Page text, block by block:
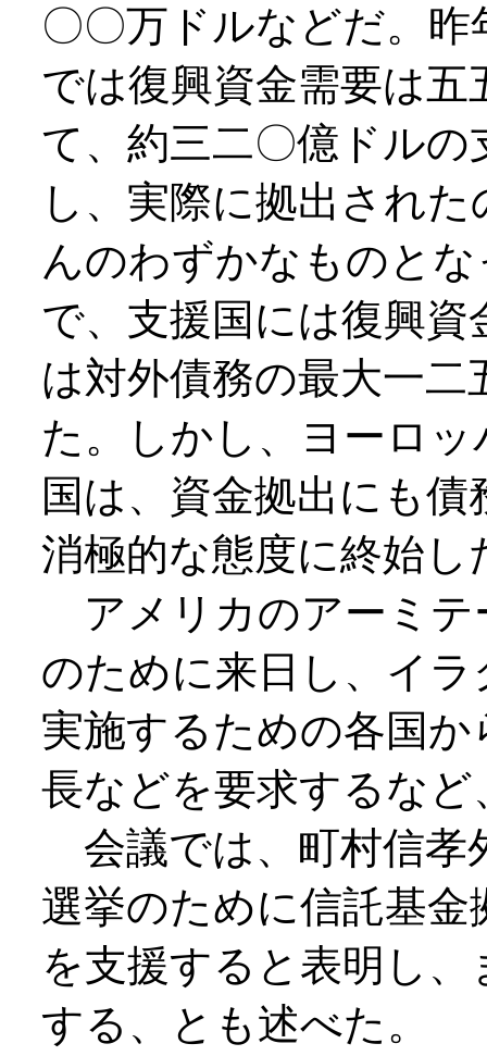
〇〇万ドルなどだ。
では復興資金需要は
て、約三二〇億ドル
し、実際に拠出され
んのわずかなものと
で、支援国には復興
は対外債務の最大一
た。しかし、ヨーロ
国は、資金拠出にも
消極的な態度に終始し
アメリカのアーミテ
のために来日し、イ
実施するための各国
長などを要求するな
会議では、町村信孝
選挙のために信託基
を支援すると表明し
する、とも述べた。